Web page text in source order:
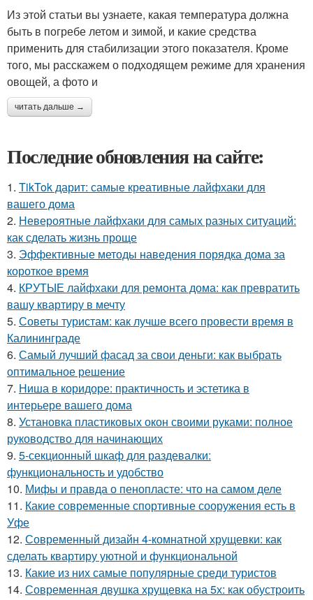
Из этой статьи вы узнаете, какая температура должна
быть в погребе летом и зимой, и какие средства
применить для стабилизации этого показателя. Кроме
того, мы расскажем о подходящем режиме для хранения
овощей, а фото и
читать дальше →
Последние обновления на сайте:
1. TikTok дарит: самые креативные лайфхаки для
вашего дома
2. Невероятные лайфхаки для самых разных ситуаций:
как сделать жизнь проще
3. Эффективные методы наведения порядка дома за
короткое время
4. КРУТЫЕ лайфхаки для ремонта дома: как превратить
вашу квартиру в мечту
5. Советы туристам: как лучше всего провести время в
Калининграде
6. Самый лучший фасад за свои деньги: как выбрать
оптимальное решение
7. Ниша в коридоре: практичность и эстетика в
интерьере вашего дома
8. Установка пластиковых окон своими руками: полное
руководство для начинающих
9. 5-секционный шкаф для раздевалки:
функциональность и удобство
10. Мифы и правда о пенопласте: что на самом деле
11. Какие современные спортивные сооружения есть в
Уфе
12. Современный дизайн 4-комнатной хрущевки: как
сделать квартиру уютной и функциональной
13. Какие из них самые популярные среди туристов
14. Современная двушка хрущевка на 5х: как обустроить